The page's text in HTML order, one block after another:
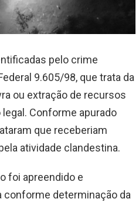
pelo crime
9.605/98, que trata da
ou extração de recursos
Conforme apurado
que receberiam
atividade clandestina.
foi apreendido e
determinação da